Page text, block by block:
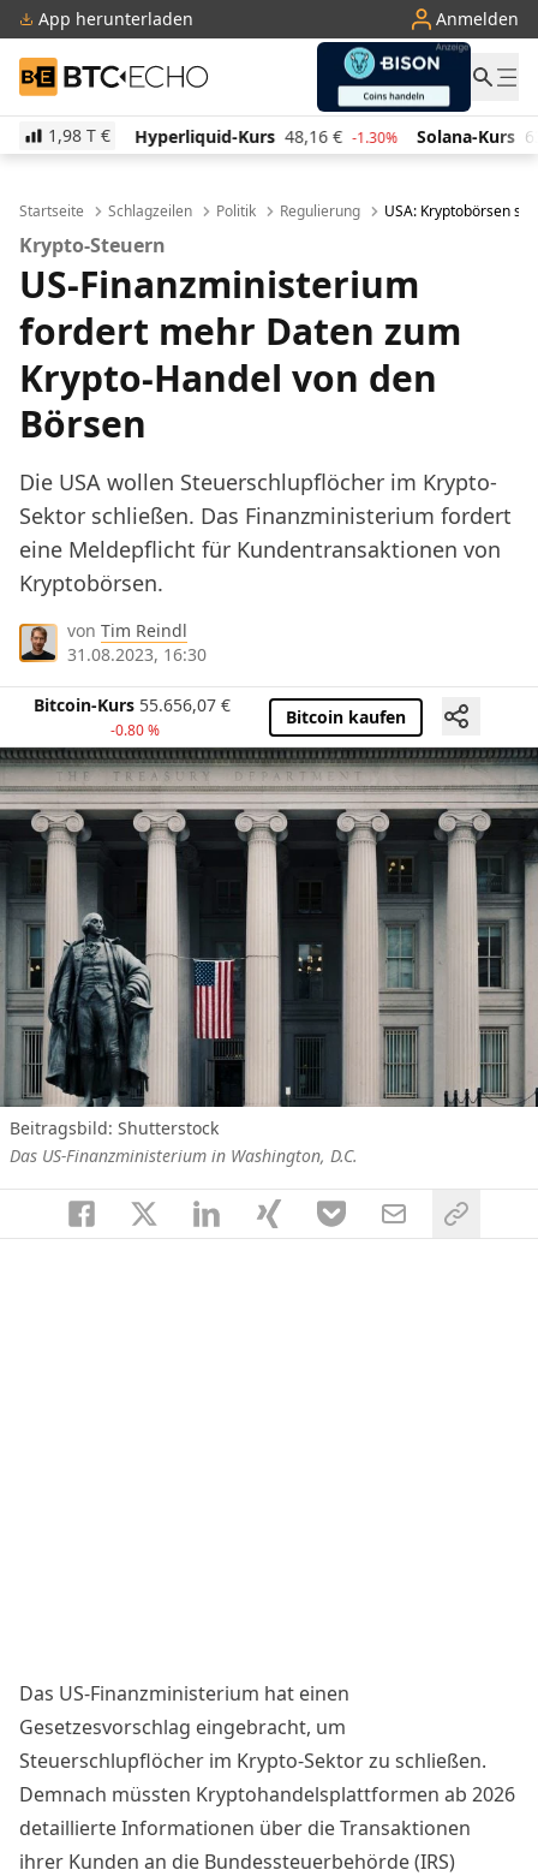
App herunterladen Anmelden
BTC-ECHO
1,98 T €
Hyperliquid-Kurs 48,16 € -1.30% Solana-Kurs 63,07 € -1.80%
Startseite Schlagzeilen Politik Regulierung USA: Kryptobörsen
Krypto-Steuern
US-Finanzministerium
fordert mehr Daten zum
Krypto-Handel von den
Börsen
Die USA wollen Steuerschlupflöcher im Krypto-
Sektor schließen. Das Finanzministerium fordert
eine Meldepflicht für Kundentransaktionen von
Kryptobörsen.
von Tim Reindl
31.08.2023, 16:30
Bitcoin-Kurs 55.656,07 €
-0.80 %
Bitcoin kaufen
Beitragsbild: Shutterstock
Das US-Finanzministerium in Washington, D.C.
Das US-Finanzministerium hat einen
Gesetzesvorschlag eingebracht, um
Steuerschlupflöcher im Krypto-Sektor zu schließen.
Demnach müssten Kryptohandelsplattformen ab 2026
detaillierte Informationen über die Transaktionen
ihrer Kunden an die Bundessteuerbehörde (IRS)